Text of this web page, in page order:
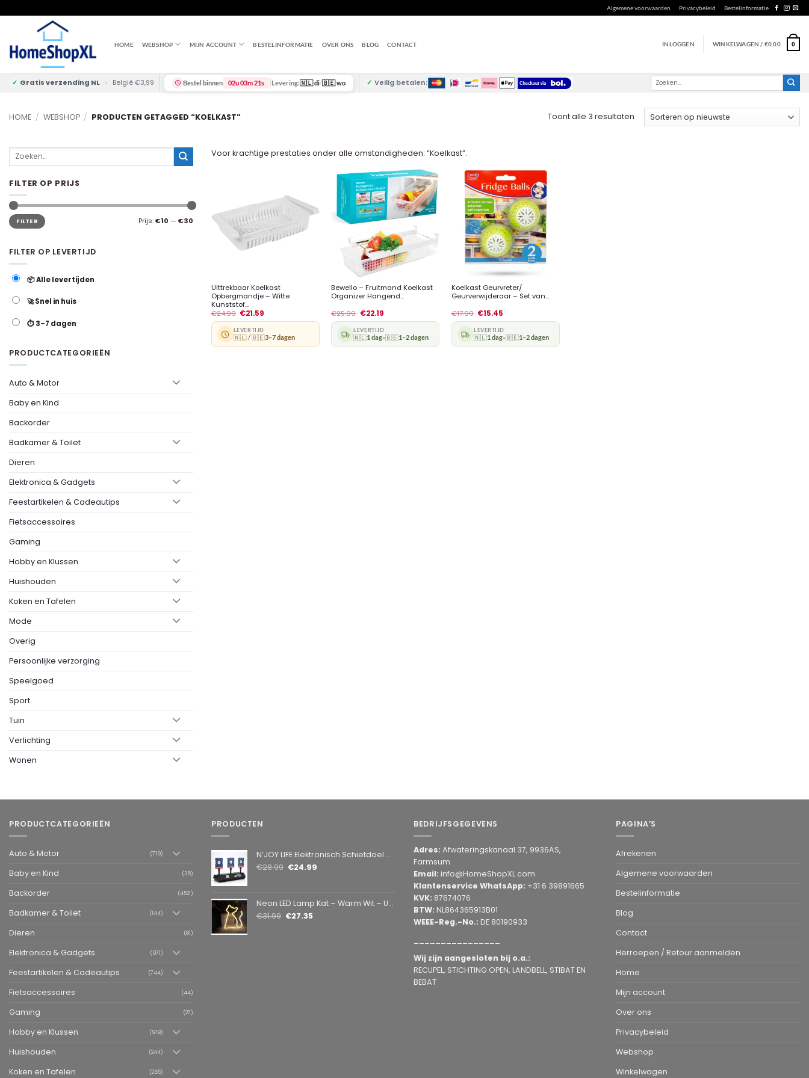
to
Algemene voorwaarden Privacybeleid Bestelinformatie
HOME WEBSHOP MIJN ACCOUNT BESTELINFORMATIE OVER ONS BLOG CONTACT INLOGGEN WINKELWAGEN / €0.00 0
✓ Gratis verzending NL • België €3,99 Bestel binnen 02u 03m 20s Levering:🇳🇱 di/🇧🇪 wo ✓ Veilig betalen:
Zoeken
HOME / WEBSHOP / PRODUCTEN GETAGGED “KOELKAST” Toont alle 3 resultaten Gesorteerd
op
Zoeken
FILTER OP PRIJS
Min.
prijs
Max.
prijsFILTER Prijs:€10 — €30
FILTER OP LEVERTIJD
📦 Alle levertijden
🚀 Snel in huis
⏱️ 3–7 dagen
PRODUCTCATEGORIEËN
Auto & Motor
Baby en Kind
Backorder
Badkamer & Toilet
Dieren
Elektronica & Gadgets
Feestartikelen & Cadeautips
Fietsaccessoires
Gaming
Hobby en Klussen
Huishouden
Koken en Tafelen
Mode
Overig
Persoonlijke verzorging
Speelgoed
Sport
Tuin
Verlichting
Wonen
Voor krachtige prestaties onder alle omstandigheden: “Koelkast”.
Uittrekbaar Koelkast
Opbergmandje – Witte
Kunststof...
€24.99 €21.59
LEVERTIJD
🇳🇱 / 🇧🇪3–7 dagen
+
Bewello – Fruitmand Koelkast
Organizer Hangend...
€25.99 €22.19
LEVERTIJD
🇳🇱1 dag•🇧🇪1–2 dagen
Koelkast Geurvreter/
Geurverwijderaar – Set van...
€17.99 €15.45
LEVERTIJD
🇳🇱1 dag•🇧🇪1–2 dagen
PRODUCTCATEGORIEËN
Auto & Motor (719)
Baby en Kind (35)
Backorder (4521)
Badkamer & Toilet (144)
Dieren (81)
Elektronica & Gadgets (971)
Feestartikelen & Cadeautips (744)
Fietsaccessoires (44)
Gaming (27)
Hobby en Klussen (919)
Huishouden (244)
Koken en Tafelen (265)
PRODUCTEN
N’JOY LIFE Elektronisch Schietdoel met 3 Targets – Automatische Reset – Digitaal Scorebord – voor Foam Darts
€28.99 €24.99
Neon LED Lamp Kat – Warm Wit – USB & Batterij – Decoratieve Tafellamp voor Kinderkamer – 28,5 x 24,5 cm
€31.99 €27.35
BEDRIJFSGEGEVENS
Adres: Afwateringskanaal 37, 9936AS,
Farmsum
Email: info@HomeShopXL.com
Klantenservice WhatsApp: +31 6 39891665
KVK: 87674076
BTW: NL864365913B01
WEEE-Reg.-No.: DE 80190933
Wij zijn aangesloten bij o.a.:
RECUPEL, STICHTING OPEN, LANDBELL, STIBAT EN
BEBAT
PAGINA’S
Afrekenen
Algemene voorwaarden
Bestelinformatie
Blog
Contact
Herroepen / Retour aanmelden
Home
Mijn account
Over ons
Privacybeleid
Webshop
Winkelwagen